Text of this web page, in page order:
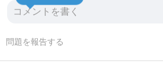
問題を報告する